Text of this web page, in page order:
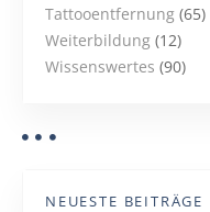
Tattooentfernung (65)
Weiterbildung (12)
Wissenswertes (90)
NEUESTE BEITRÄGE